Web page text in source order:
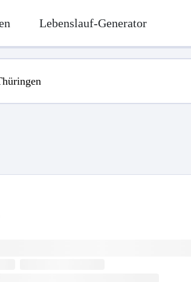
Lebenslauf-Generator